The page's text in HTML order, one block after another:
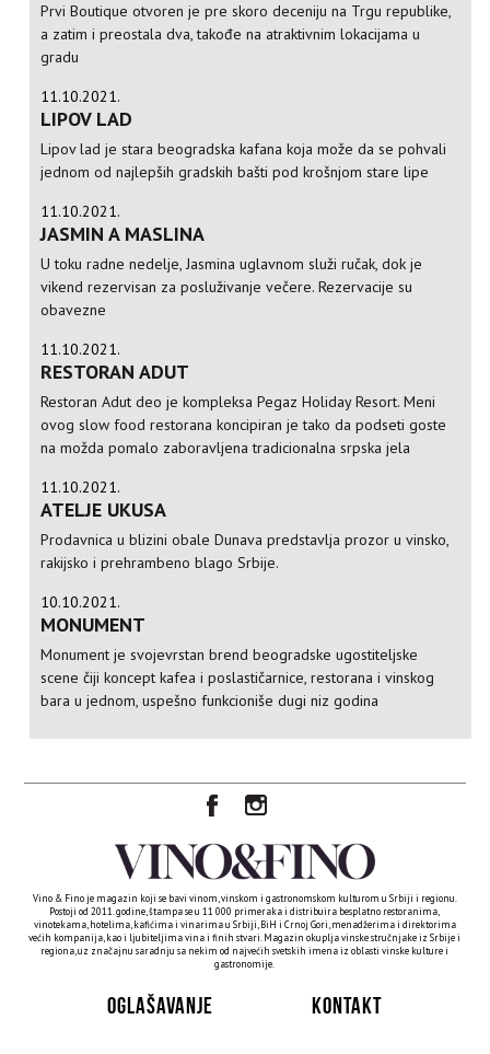
Prvi Boutique otvoren je pre skoro deceniju na Trgu republike,
a zatim i preostala dva, takođe na atraktivnim lokacijama u
gradu
11.10.2021.
LIPOV LAD
Lipov lad je stara beogradska kafana koja može da se pohvali
jednom od najlepših gradskih bašti pod krošnjom stare lipe
11.10.2021.
JASMIN A MASLINA
U toku radne nedelje, Jasmina uglavnom služi ručak, dok je
vikend rezervisan za posluživanje večere. Rezervacije su
obavezne
11.10.2021.
RESTORAN ADUT
Restoran Adut deo je kompleksa Pegaz Holiday Resort. Meni
ovog slow food restorana koncipiran je tako da podseti goste
na možda pomalo zaboravljena tradicionalna srpska jela
11.10.2021.
ATELJE UKUSA
Prodavnica u blizini obale Dunava predstavlja prozor u vinsko,
rakijsko i prehrambeno blago Srbije.
10.10.2021.
MONUMENT
Monument je svojevrstan brend beogradske ugostiteljske
scene čiji koncept kafea i poslastičarnice, restorana i vinskog
bara u jednom, uspešno funkcioniše dugi niz godina
Vino & Fino je magazin koji se bavi vinom, vinskom i gastronomskom kulturom u Srbiji i regionu.
Postoji od 2011. godine, štampa se u 11 000 primeraka i distribuira besplatno restoranima,
vinotekama, hotelima, kafićima i vinarima u Srbiji, BiH i Crnoj Gori, menadžerima i direktorima
većih kompanija, kao i ljubiteljima vina i finih stvari. Magazin okuplja vinske stručnjake iz Srbije i
regiona, uz značajnu saradnju sa nekim od najvećih svetskih imena iz oblasti vinske kulture i
gastronomije.
OGLAŠAVANJE KONTAKT